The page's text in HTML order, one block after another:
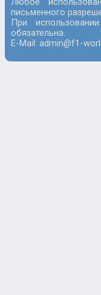
письменного
При
обязательна.
E-Mail: admin@f1-